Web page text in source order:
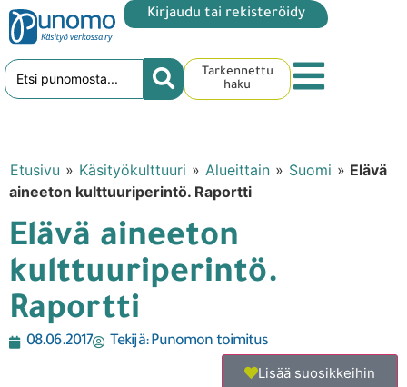
Kirjaudu tai rekisteröidy
Tarkennettu
haku
Etusivu » Käsityökulttuuri » Alueittain » Suomi » Elävä
aineeton kulttuuriperintö. Raportti
Elävä aineeton
kulttuuriperintö.
Raportti
08.06.2017 Tekijä:Punomon toimitus
Lisää suosikkeihin